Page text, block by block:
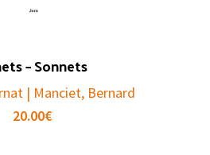
– Sonnets
| Manciet, Bernard
20.00€